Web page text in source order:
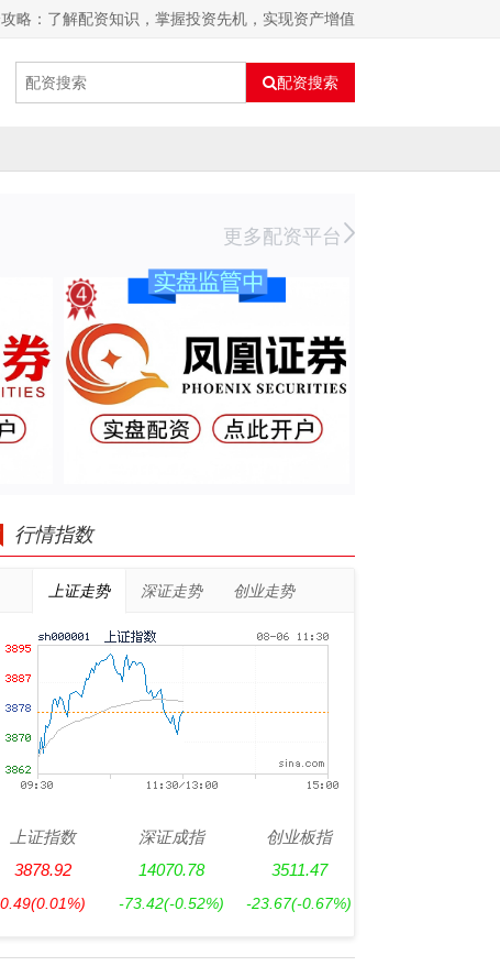
略：了解配资知识，掌握投资先机，实现资产增值
配资搜索
更多配资平台
行情指数
上证走势 深证走势 创业走势
上证指数
3878.92
0.49(0.01%)
深证成指
14070.78
-73.42(-0.52%)
创业板指
3511.47
-23.67(-0.67%)